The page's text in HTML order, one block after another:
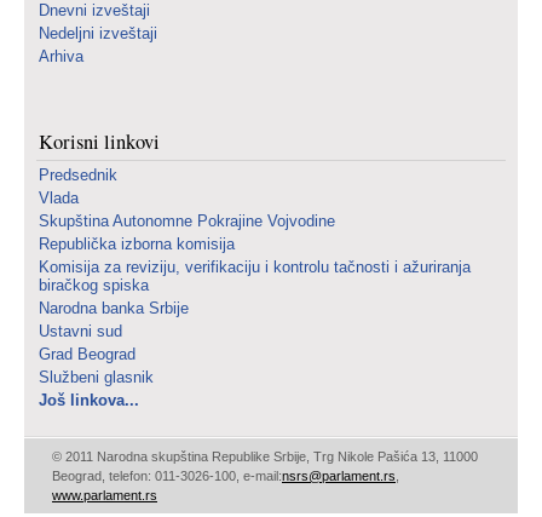
Dnevni izveštaji
Nedeljni izveštaji
Arhiva
Korisni linkovi
Predsednik
Vlada
Skupština Autonomne Pokrajine Vojvodine
Republička izborna komisija
Komisija za reviziju, verifikaciju i kontrolu tačnosti i ažuriranja
biračkog spiska
Narodna banka Srbije
Ustavni sud
Grad Beograd
Službeni glasnik
Još linkova...
© 2011 Narodna skupština Republike Srbije, Trg Nikole Pašića 13, 11000
Beograd, telefon: 011-3026-100, e-mail:nsrs@parlament.rs
www.parlament.rs